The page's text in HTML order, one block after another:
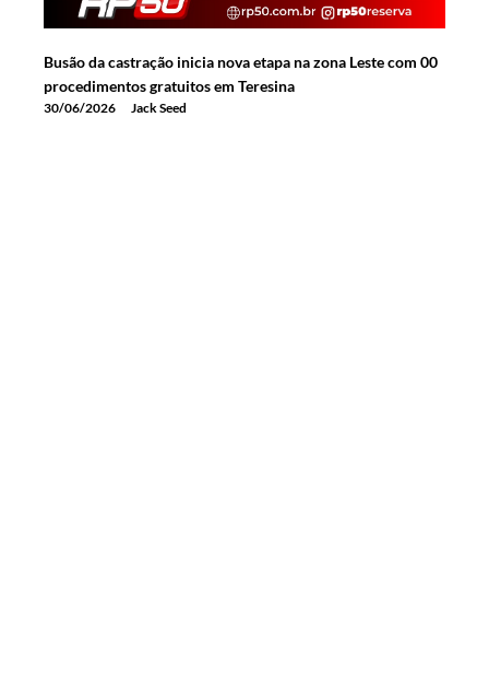
Busão da castração inicia nova etapa na zona Leste com 00
procedimentos gratuitos em Teresina
30/06/2026 Jack Seed